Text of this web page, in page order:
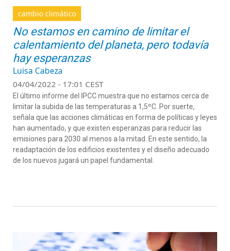
cambio climático
No estamos en camino de limitar el
calentamiento del planeta, pero todavía
hay esperanzas
Luisa Cabeza
04/04/2022 - 17:01 CEST
El último informe del IPCC muestra que no estamos cerca de
limitar la subida de las temperaturas a 1,5ºC. Por suerte,
señala que las acciones climáticas en forma de políticas y leyes
han aumentado, y que existen esperanzas para reducir las
emisiones para 2030 al menos a la mitad. En este sentido, la
readaptación de los edificios existentes y el diseño adecuado
de los nuevos jugará un papel fundamental.